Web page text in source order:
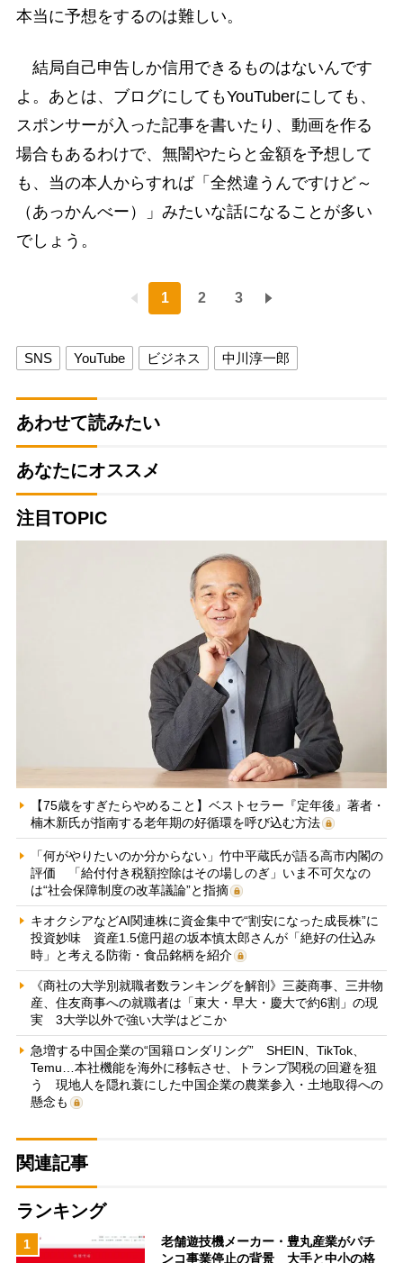
本当に予想をするのは難しい。
結局自己申告しか信用できるものはないんです
よ。あとは、ブログにしてもYouTuberにしても、
スポンサーが入った記事を書いたり、動画を作る
場合もあるわけで、無闇やたらと金額を予想して
も、当の本人からすれば「全然違うんですけど～
（あっかんべー）」みたいな話になることが多い
でしょう。
1 2 3
SNS YouTube ビジネス 中川淳一郎
あわせて読みたい
あなたにオススメ
注目TOPIC
【75歳をすぎたらやめること】ベストセラー『定年後』著者・
楠木新氏が指南する老年期の好循環を呼び込む方法
「何がやりたいのか分からない」竹中平蔵氏が語る高市内閣の
評価 「給付付き税額控除はその場しのぎ」いま不可欠なの
は“社会保障制度の改革議論”と指摘
キオクシアなどAI関連株に資金集中で“割安になった成長株”に
投資妙味 資産1.5億円超の坂本慎太郎さんが「絶好の仕込み
時」と考える防衛・食品銘柄を紹介
《商社の大学別就職者数ランキングを解剖》三菱商事、三井物
産、住友商事への就職者は「東大・早大・慶大で約6割」の現
実 3大学以外で強い大学はどこか
急増する中国企業の“国籍ロンダリング” SHEIN、TikTok、
Temu…本社機能を海外に移転させ、トランプ関税の回避を狙
う 現地人を隠れ蓑にした中国企業の農業参入・土地取得への
懸念も
関連記事
ランキング
1
老舗遊技機メーカー・豊丸産業がパチ
ンコ事業停止の背景 大手と中小の格